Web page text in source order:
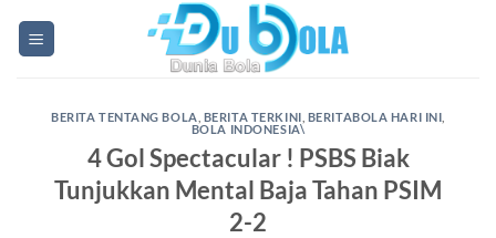
BERITA TENTANG BOLA BERITA TERKINI BERITABOLA HARI INI
BOLA INDONESIA\
4 Gol Spectacular ! PSBS Biak
Tunjukkan Mental Baja Tahan PSIM
2-2